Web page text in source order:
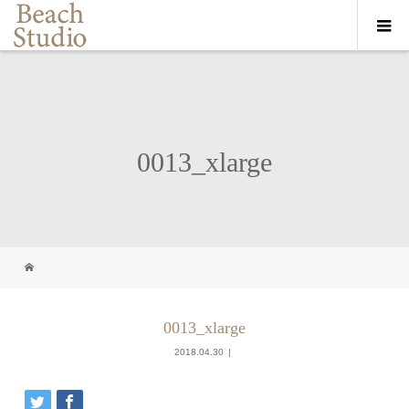
0013_xlarge
0013_xlarge
2018.04.30